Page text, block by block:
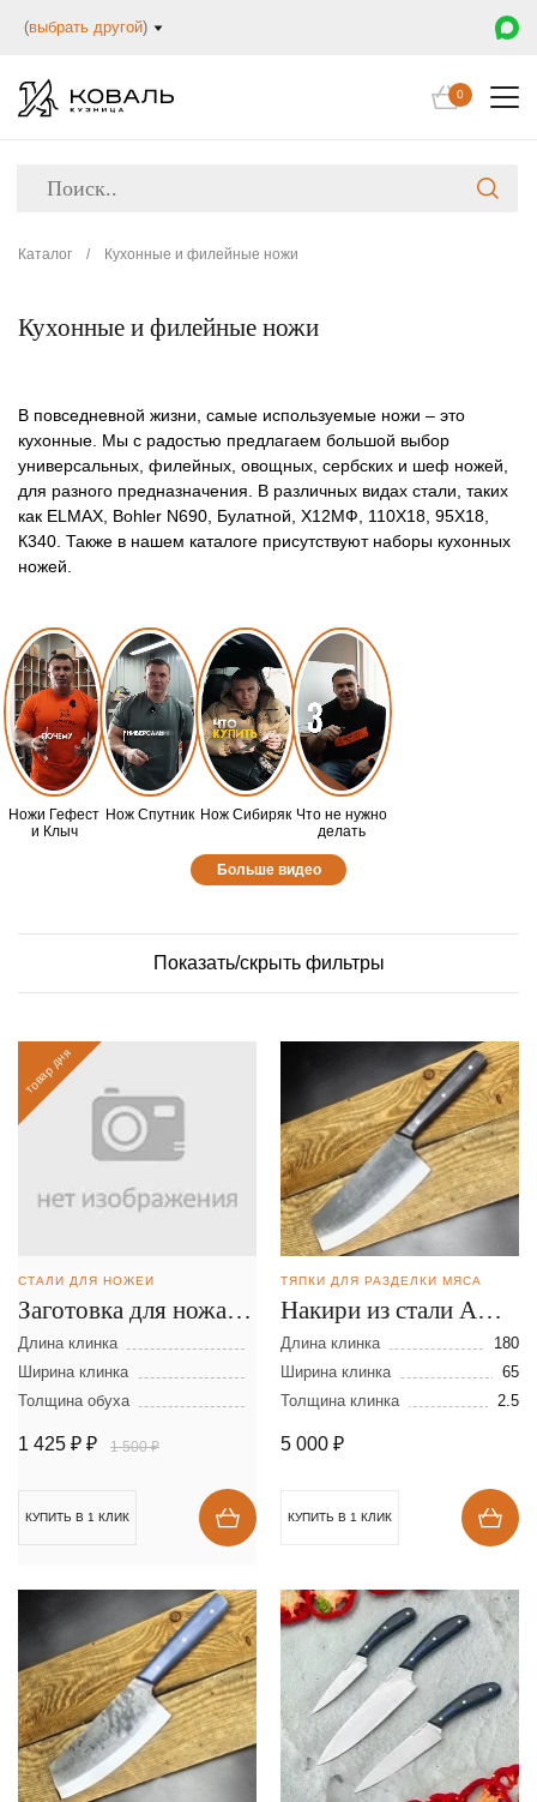
(выбрать другой)
0
Каталог / Кухонные и филейные ножи
Кухонные и филейные ножи
В повседневной жизни, самые используемые ножи – это
кухонные. Мы с радостью предлагаем большой выбор
универсальных, филейных, овощных, сербских и шеф ножей,
для разного предназначения. В различных видах стали, таких
как ELMAX, Bohler N690, Булатной, Х12МФ, 110Х18, 95Х18,
К340. Также в нашем каталоге присутствуют наборы кухонных
ножей.
Ножи Гефест
и Клыч
Нож Спутник Нож Сибиряк Что не нужно
делать
Больше видео
Показать/скрыть фильтры
товар дня
СТАЛИ ДЛЯ НОЖЕЙ
Заготовка для ножа из
стали D-2 размеры:
300х40х2,5 мм
Длина клинка
Ширина клинка
Толщина обуха
1 425 ₽ ₽ 1 500 ₽
КУПИТЬ В 1 КЛИК
ТЯПКИ ДЛЯ РАЗДЕЛКИ МЯСА
Накири из стали AUS-
8
Длина клинка
180
Ширина клинка
65
Толщина клинка
2.5
5 000 ₽
КУПИТЬ В 1 КЛИК